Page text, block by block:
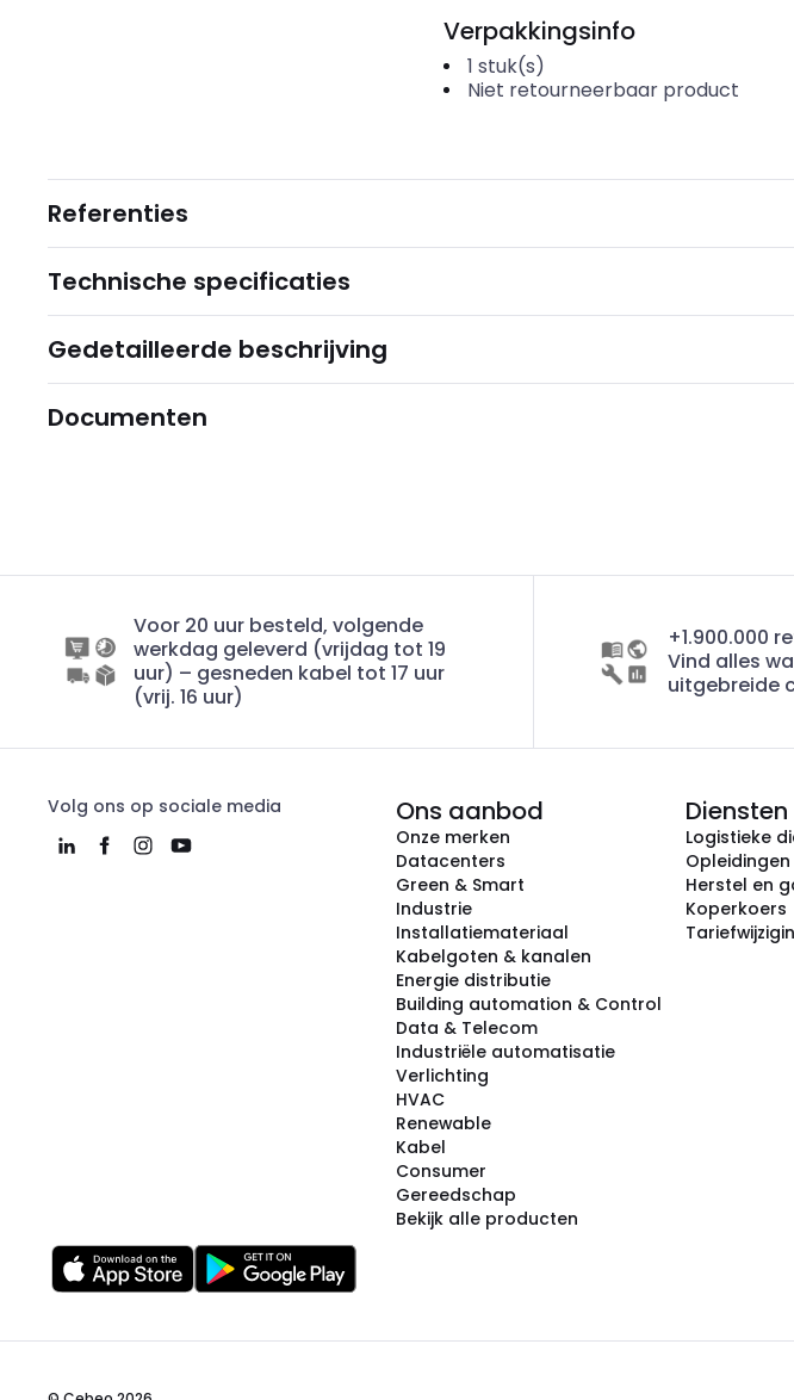
Verpakkingsinfo
1 stuk(s)
Niet retourneerbaar product
Referenties
Technische specificaties
Gedetailleerde beschrijving
Documenten
Voor 20 uur besteld, volgende
werkdag geleverd (vrijdag tot 19
uur) – gesneden kabel tot 17 uur
(vrij. 16 uur)
+1.900.000
Vind alles
uitgebreide
Volg ons op sociale media Ons aanbod
Onze merken
Datacenters
Green & Smart
Industrie
Installatiemateriaal
Kabelgoten & kanalen
Energie distributie
Building automation & Control
Data & Telecom
Industriële automatisatie
Verlichting
HVAC
Renewable
Kabel
Consumer
Gereedschap
Bekijk alle producten
Diensten
Logistieke
Opleidingen
Herstel en
Koperkoers